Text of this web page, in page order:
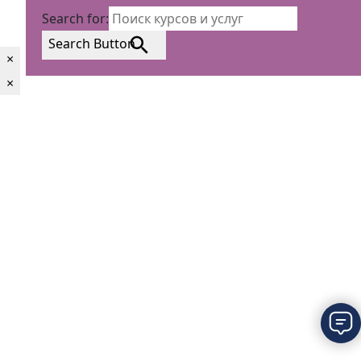
Search for:
Search Button
×
×